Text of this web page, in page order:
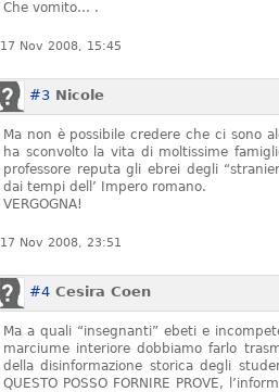
Che vomito… .
17 Nov 2008, 15:45
#3 Nicole
Ma non è possibile credere che ci sono
ha sconvolto la vita di moltissime
professore reputa gli ebrei degli
dai tempi dell’ Impero romano.
VERGOGNA!
17 Nov 2008, 23:51
#4 Cesira Coen
Ma a quali “insegnanti” ebeti e
marciume interiore dobbiamo farlo
della disinformazione storica degli
QUESTO POSSO FORNIRE PROVE,